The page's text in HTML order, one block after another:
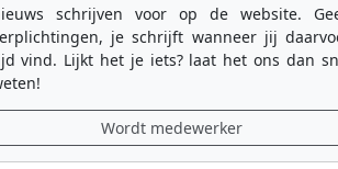
schrijven voor op de website.
je schrijft wanneer jij
vind. Lijkt het je iets? laat het ons dan
Wordt medewerker